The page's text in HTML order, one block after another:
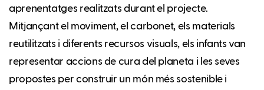
aprenentatges realitzats durant el projecte.
Mitjançant el moviment, el carbonet, els materials
reutilitzats i diferents recursos visuals, els infants van
representar accions de cura del planeta i les seves
propostes per construir un món més sostenible i